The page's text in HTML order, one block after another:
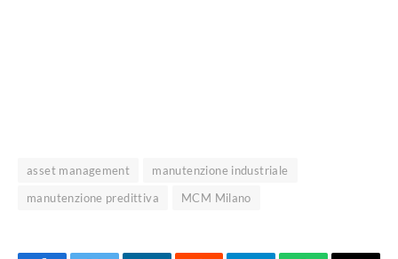
asset management
manutenzione industriale
manutenzione predittiva
MCM Milano